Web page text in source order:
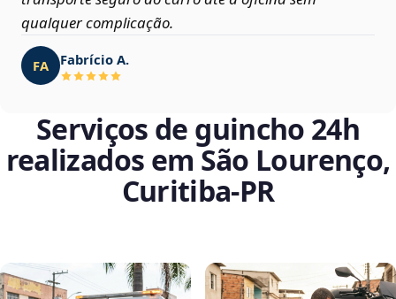
qualquer complicação.
FA Fabrício A.
Serviços de guincho 24h
realizados em São Lourenço,
Curitiba‑PR